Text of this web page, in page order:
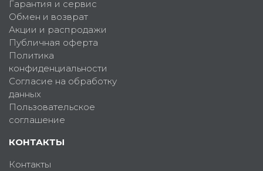
Гарантия и сервис
Обмен и возврат
Акции и распродажи
Публичная оферта
Политика
конфиденциальности
Согласие на обработку
данных
Пользовательское
соглашение
КОНТАКТЫ
Контакты